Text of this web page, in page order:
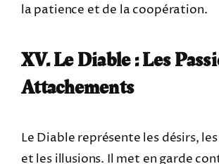
la patience et de la coopération.
XV. Le Diable : Les
Attachements
Le Diable représente les désirs,
et les illusions. Il met en garde